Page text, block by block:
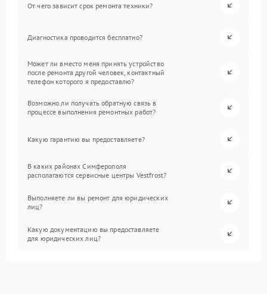
От чего зависит срок ремонта техники?
Диагностика проводится бесплатно?
Может ли вместо меня принять устройство
после ремонта другой человек, контактный
телефон которого я предоставлю?
Возможно ли получать обратную связь в
процессе выполнения ремонтных работ?
Какую гарантию вы предоставляете?
В каких районах Симферополя
располагаются сервисные центры Vestfrost?
Выполняете ли вы ремонт для юридических
лиц?
Какую документацию вы предоставляете
для юридических лиц?